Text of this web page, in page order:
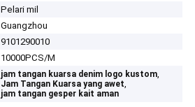
Pelari mil
Guangzhou
9101290010
10000PCS/M
jam tangan kuarsa denim logo kustom,
Jam Tangan Kuarsa yang awet,
jam tangan gesper kait aman